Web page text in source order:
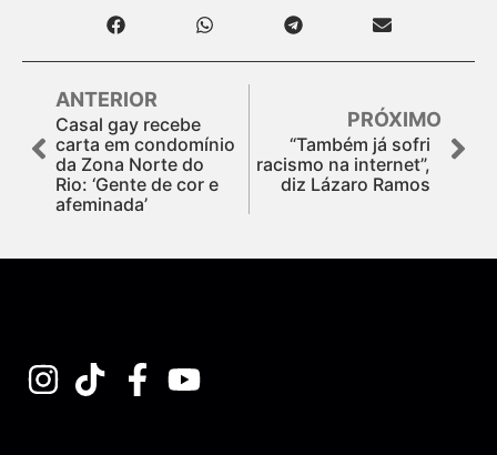
ANTERIOR
Casal gay recebe
carta em condomínio
da Zona Norte do
Rio: ‘Gente de cor e
afeminada’
PRÓXIMO
“Também já sofri
racismo na internet”,
diz Lázaro Ramos